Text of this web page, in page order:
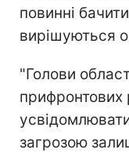
повинні
вирішуються
"Голови
прифронтових
загрозою